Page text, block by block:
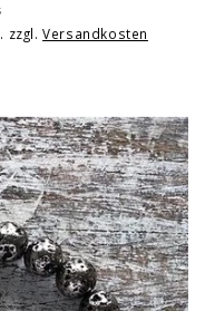
zzgl.Versandkosten